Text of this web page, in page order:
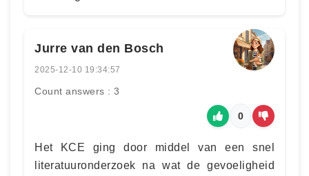
Jurre van den Bosch
2025-12-10 19:34:57
Count answers : 3
0
Het KCE ging door middel van een snel
literatuuronderzoek na wat de gevoeligheid